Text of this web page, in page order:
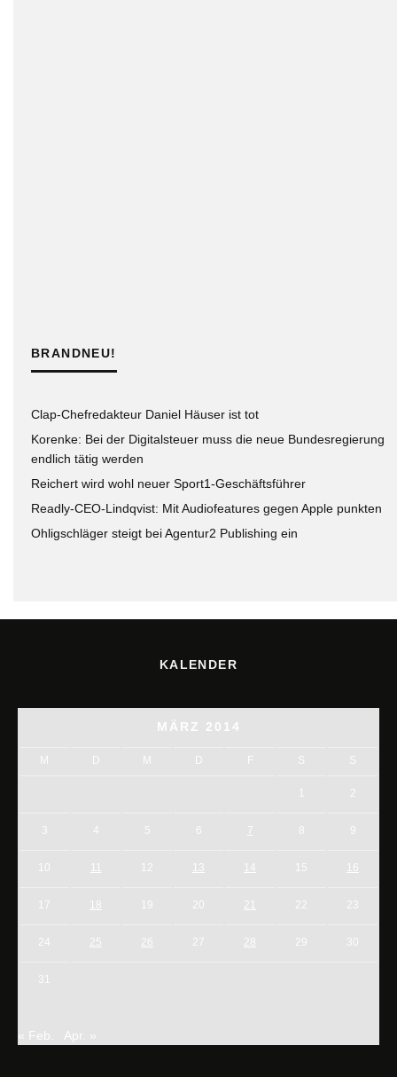
BRANDNEU!
Clap-Chefredakteur Daniel Häuser ist tot
Korenke: Bei der Digitalsteuer muss die neue Bundesregierung
endlich tätig werden
Reichert wird wohl neuer Sport1-Geschäftsführer
Readly-CEO-Lindqvist: Mit Audiofeatures gegen Apple punkten
Ohligschläger steigt bei Agentur2 Publishing ein
KALENDER
MÄRZ 2014
M D M D F S S
1 2
3 4 5 6 7 8 9
10 11 12 13 14 15 16
17 18 19 20 21 22 23
24 25 26 27 28 29 30
31
« Feb. Apr. »